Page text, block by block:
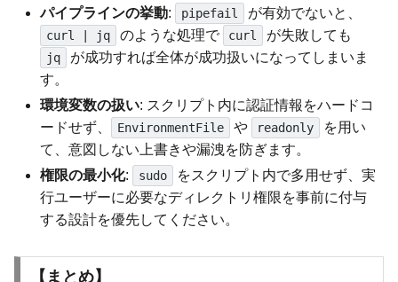
パイプラインの挙動: pipefail が有効でないと、
curl | jq のような処理で curl が失敗しても
jq
が成功すれば全体が成功扱いになってしまいま
す。
環境変数の扱い: スクリプト内に認証情報をハードコ
ードせず、
EnvironmentFile や readonly
を用い
て、意図しない上書きや漏洩を防ぎます。
権限の最小化: sudo
をスクリプト内で多用せず、実
行ユーザーに必要なディレクトリ権限を事前に付与
する設計を優先してください。
【まとめ】